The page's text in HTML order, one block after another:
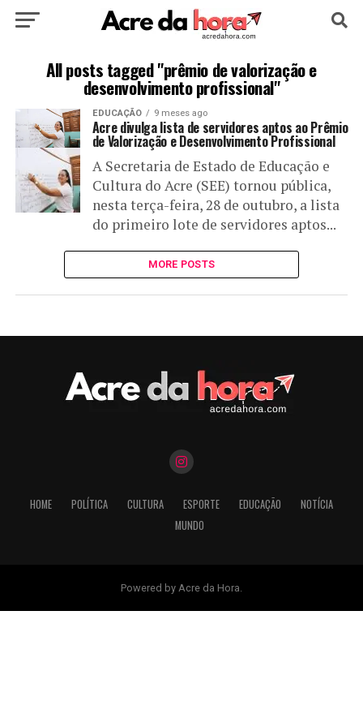
HOME POLÍTICA CULTURA ESPORTE
MUNDO
All posts tagged "prêmio de valorização e
desenvolvimento profissional"
EDUCAÇÃO 9 meses ago
Acre divulga lista de servidores aptos ao Prêmio
de Valorização e Desenvolvimento Profissional
A Secretaria de Estado de Educação e
Cultura do Acre (SEE) tornou pública,
nesta terça-feira, 28 de outubro, a lista
do primeiro lote de servidores aptos...
MORE POSTS
HOME POLÍTICA CULTURA ESPORTE EDUCAÇÃO
NOTÍCIA
MUNDO
Powered by Acre da Hora.